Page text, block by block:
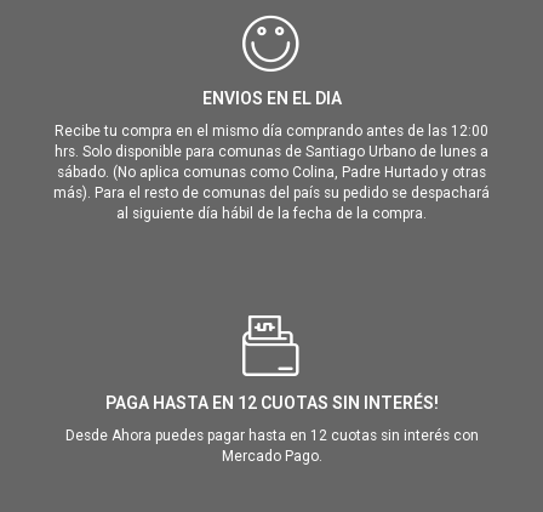
ENVIOS EN EL DIA
Recibe tu compra en el mismo día comprando antes de las 12:00
hrs. Solo disponible para comunas de Santiago Urbano de lunes a
sábado. (No aplica comunas como Colina, Padre Hurtado y otras
más). Para el resto de comunas del país su pedido se despachará
al siguiente día hábil de la fecha de la compra.
PAGA HASTA EN 12 CUOTAS SIN INTERÉS!
Desde Ahora puedes pagar hasta en 12 cuotas sin interés con
Mercado Pago.